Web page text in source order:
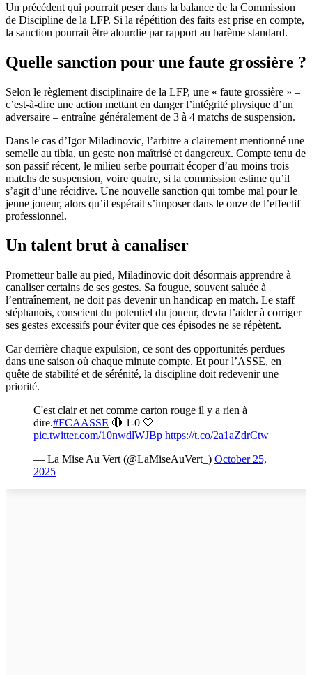
Un précédent qui pourrait peser dans la balance de la Commission
de Discipline de la LFP. Si la répétition des faits est prise en compte,
la sanction pourrait être alourdie par rapport au barème standard.
Quelle sanction pour une faute grossière ?
Selon le règlement disciplinaire de la LFP, une « faute grossière » –
c’est-à-dire une action mettant en danger l’intégrité physique d’un
adversaire – entraîne généralement de 3 à 4 matchs de suspension.
Dans le cas d’Igor Miladinovic, l’arbitre a clairement mentionné une
semelle au tibia, un geste non maîtrisé et dangereux. Compte tenu de
son passif récent, le milieu serbe pourrait écoper d’au moins trois
matchs de suspension, voire quatre, si la commission estime qu’il
s’agit d’une récidive. Une nouvelle sanction qui tombe mal pour le
jeune joueur, alors qu’il espérait s’imposer dans le onze de l’effectif
professionnel.
Un talent brut à canaliser
Prometteur balle au pied, Miladinovic doit désormais apprendre à
canaliser certains de ses gestes. Sa fougue, souvent saluée à
l’entraînement, ne doit pas devenir un handicap en match. Le staff
stéphanois, conscient du potentiel du joueur, devra l’aider à corriger
ses gestes excessifs pour éviter que ces épisodes ne se répètent.
Car derrière chaque expulsion, ce sont des opportunités perdues
dans une saison où chaque minute compte. Et pour l’ASSE, en
quête de stabilité et de sérénité, la discipline doit redevenir une
priorité.
C'est clair et net comme carton rouge il y a rien à
dire.#FCAASSE 🔴 1-0 🤍
pic.twitter.com/10nwdlWJBp https://t.co/2a1aZdrCtw
— La Mise Au Vert (@LaMiseAuVert_) October 25,
2025